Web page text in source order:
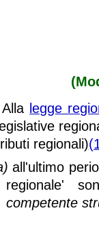
Alla legge
regionali)
all'ultimo
regionale'
competente